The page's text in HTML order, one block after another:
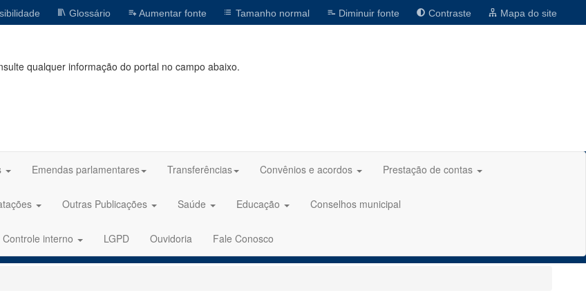
Glossário Aumentar fonte Tamanho normal Diminuir fonte Contraste Mapa do site
qualquer informação do portal no campo abaixo.
Emendas parlamentares Transferências Convênios e acordos Prestação de contas
Outras Publicações Saúde Educação Conselhos municipal
Controle interno LGPD Ouvidoria Fale Conosco